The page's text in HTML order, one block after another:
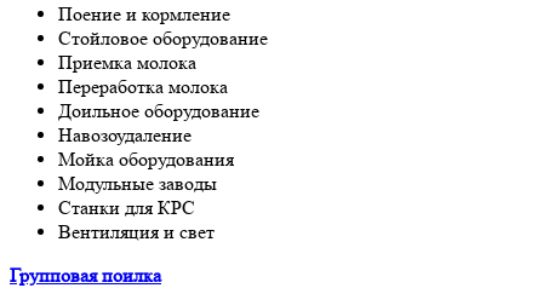
Поение и кормление
Стойловое оборудование
Приемка молока
Переработка молока
Доильное оборудование
Навозоудаление
Мойка оборудования
Модульные заводы
Станки для КРС
Вентиляция и свет
Групповая поилка